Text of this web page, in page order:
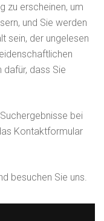
zu erscheinen, um
und Sie werden
sein, der ungelesen
dass Sie
bei
Kontaktformular
besuchen Sie uns.